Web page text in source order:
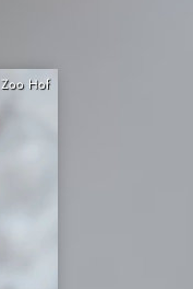
Zoo Hof